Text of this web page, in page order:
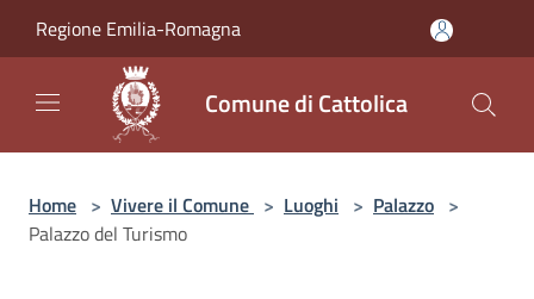
Regione Emilia-Romagna
Comune di Cattolica
Home > Vivere il Comune > Luoghi > Palazzo >
Palazzo del Turismo